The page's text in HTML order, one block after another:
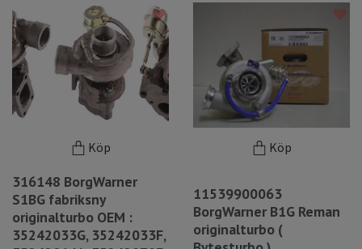
Köp
316148 BorgWarner
S1BG fabriksny
originalturbo OEM :
35242033G, 35242033F,
Köp
11539900063
BorgWarner B1G Reman
originalturbo (